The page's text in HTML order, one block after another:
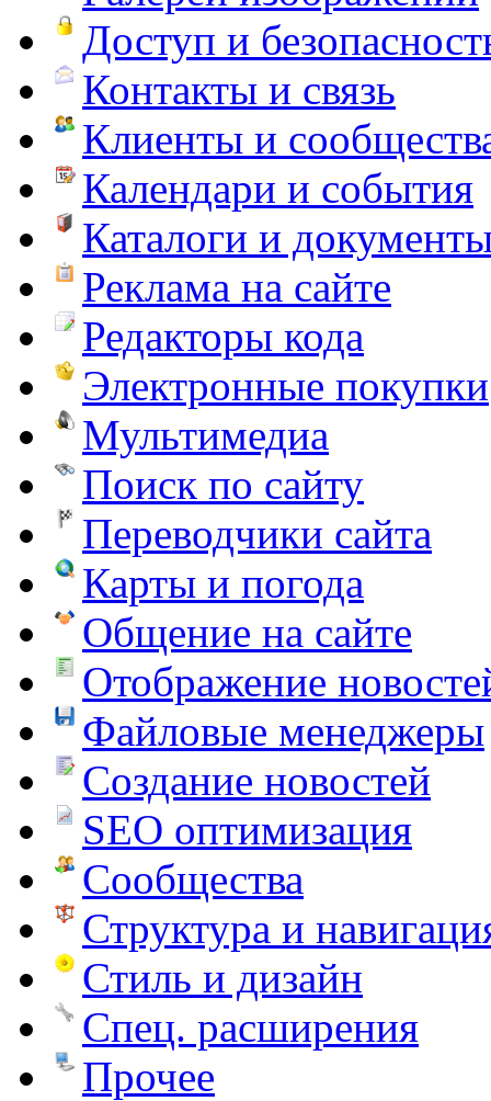
Доступ и
Контакты и связь
Клиенты и
Календари и события
Каталоги и
Реклама на сайте
Редакторы кода
Электронные покупки
Мультимедиа
Поиск по сайту
Переводчики сайта
Карты и погода
Общение на сайте
Отображение
Файловые менеджеры
Создание новостей
SEO оптимизация
Сообщества
Структура и
Стиль и дизайн
Спец. расширения
Прочее